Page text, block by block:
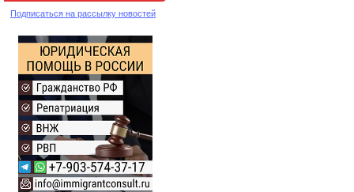
Подписаться на рассылку новостей